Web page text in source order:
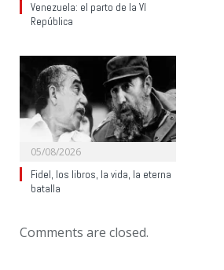
Venezuela: el parto de la VI
República
05/08/2026
Fidel, los libros, la vida, la eterna
batalla
Comments are closed.